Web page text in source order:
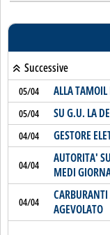
Successive
05/04 ALLA
05/04 SU G.U. LA
04/04 GESTORE
04/04
AUTORITA'
MEDI
04/04
AGEVOLATO